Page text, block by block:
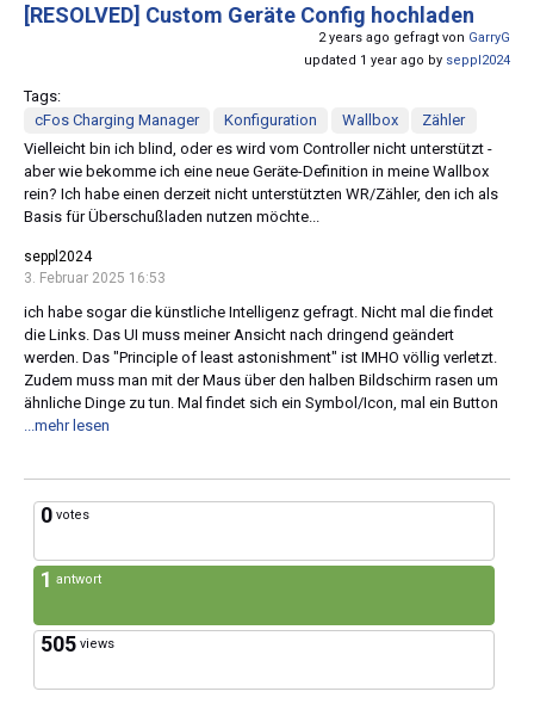
[RESOLVED] Custom Geräte Config hochladen
2 years ago gefragt von GarryG
updated 1 year ago by seppl2024
Tags:
cFos Charging Manager
Konfiguration Wallbox
Zähler
Vielleicht bin ich blind, oder es wird vom Controller nicht unterstützt -
aber wie bekomme ich eine neue Geräte-Definition in meine Wallbox
rein? Ich habe einen derzeit nicht unterstützten WR/Zähler, den ich als
Basis für Überschußladen nutzen möchte...
seppl2024
3. Februar 2025 16:53
ich habe sogar die künstliche Intelligenz gefragt. Nicht mal die findet
die Links. Das UI muss meiner Ansicht nach dringend geändert
werden. Das "Principle of least astonishment" ist IMHO völlig verletzt.
Zudem muss man mit der Maus über den halben Bildschirm rasen um
ähnliche Dinge zu tun. Mal findet sich ein Symbol/Icon, mal ein Button
...mehr lesen
0 votes
1 antwort
505 views